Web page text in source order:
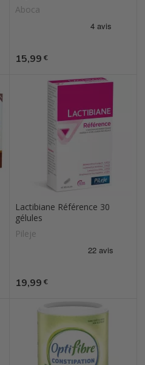
Aboca
Prix
15,99 €
Lactibiane Référence 30
gélules
Pileje
Prix
19,99 €